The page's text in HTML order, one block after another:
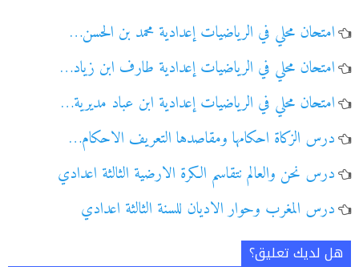
امتحان محلي في الرياضيات إعدادية محمد بن الحسن…
امتحان محلي في الرياضيات إعدادية طارف ابن زياد…
امتحان محلي في الرياضيات إعدادية ابن عباد مديرية…
درس الزكاة احكامها ومقاصدها التعريف الاحكام…
درس نحن والعالم نتقاسم الكرة الارضية الثالثة اعدادي
درس المغرب وحوار الاديان للسنة الثالثة اعدادي
هل لديك تعليق؟